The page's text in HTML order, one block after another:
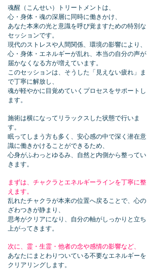
魂醒（こんせい）トリートメントは、
心・身体・魂の深層に同時に働きかけ、
あなた本来の光と意識を呼び覚ますための特別な
セッションです。
現代のストレスや人間関係、環境の影響により、
心・身体・エネルギーが乱れ、本当の自分の声が
届かなくなる方が増えています。
このセッションは、そうした「見えない疲れ」ま
で丁寧に解放し、
魂が軽やかに目覚めていくプロセスをサポートし
ます。
施術は横になってリラックスした状態で行いま
す。
眠ってしまう方も多く、安心感の中で深く潜在意
識に働きかけることができるため、
心身がふわっとゆるみ、自然と内側から整ってい
きます。
まずは、チャクラとエネルギーラインを丁寧に整
えます。
乱れたチャクラが本来の位置へ戻ることで、心の
ざわつきが静まり、
思考がクリアになり、自分の軸がしっかりと立ち
上がってきます。
次に、霊・生霊・他者の念や感情の影響など、
あなたにまとわりついている不要なエネルギーを
クリアリングします。